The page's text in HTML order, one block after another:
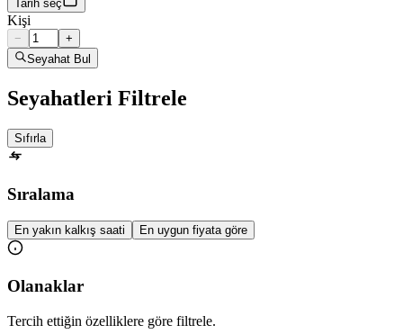
Tarih seç
Kişi
−
+
Seyahat Bul
Seyahatleri Filtrele
Sıfırla
Sıralama
En yakın kalkış saati En uygun fiyata göre
Olanaklar
Tercih ettiğin özelliklere göre filtrele.